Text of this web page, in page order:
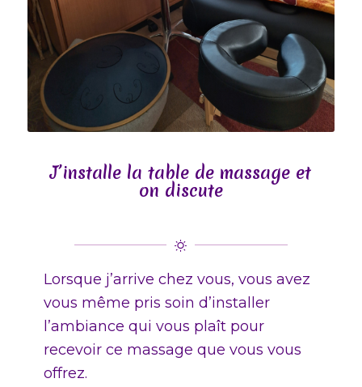
J’installe la table de massage et
on discute
Lorsque j’arrive chez vous, vous avez
vous même pris soin d’installer
l’ambiance qui vous plaît pour
recevoir ce massage que vous vous
offrez.